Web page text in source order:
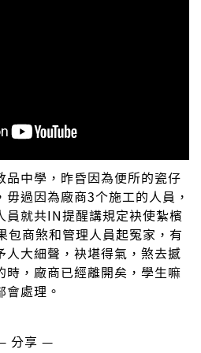
品中學，昨昏因為便所的瓷仔
過因為廠商3个施工的人員，
員就共IN提醒講規定袂使紮檳
包商煞和管理人員起冤家，有
人大細聲，袂堪得氣，煞去撼
時，廠商已經離開矣，學生嘛
處理。
分享 —